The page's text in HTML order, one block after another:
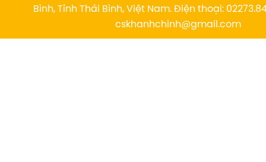
Bình, Tỉnh Thái Bình, Việt Nam. Điện thoại:
cskhanhchinh@gmail.com